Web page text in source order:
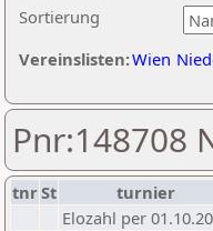
Sortierung
Vereinslisten:Wien
Pnr:148708
tnrSt turnier
Elozahl per